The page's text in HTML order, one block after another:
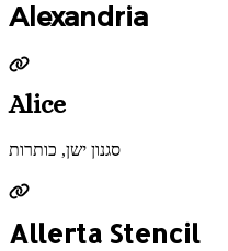
Alexandria
Alice
סגנון ישן, כותרות
Allerta Stencil